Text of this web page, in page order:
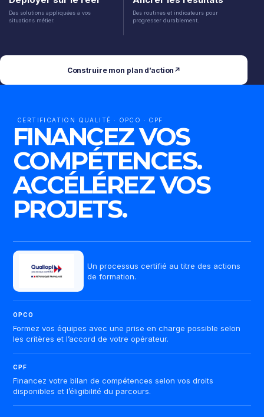
Des solutions appliquées à vos
situations métier.
Des routines et indicateurs pour
progresser durablement.
Construire mon plan d’action ↗
CERTIFICATION QUALITÉ · OPCO · CPF
FINANCEZ VOS
COMPÉTENCES.
ACCÉLÉREZ VOS
PROJETS.
Un processus certifié au titre des actions
de formation.
OPCO
Formez vos équipes avec une prise en charge possible selon
les critères et l’accord de votre opérateur.
CPF
Financez votre bilan de compétences selon vos droits
disponibles et l’éligibilité du parcours.